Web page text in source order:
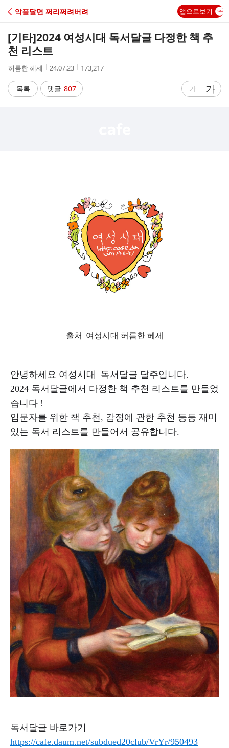
C
A
악플달면 쩌리쩌려버려 앱으로보기
[기타]2024 여성시대 독서달글 다정한 책 추
천 리스트
작
자
허름한 헤세
작
시
간
24.07.23
조
수
173,217
목록 댓글 807
글
가
글
자
가
출처: 여성시대 허름한 헤세
안녕하세요 여성시대 독서달글 달주입니다.
2024 독서달글에서 다정한 책 추천 리스트를 만들었
습니다 !
입문자를 위한 책 추천, 감정에 관한 추천 등등 재미
있는 독서 리스트를 만들어서 공유합니다.
독서달글 바로가기
https://cafe.daum.net/subdued20club/VrYr/950493